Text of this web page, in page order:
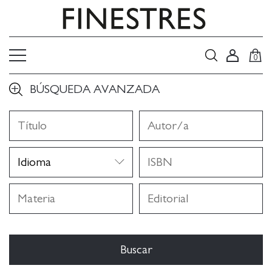
0
BÚSQUEDA AVANZADA